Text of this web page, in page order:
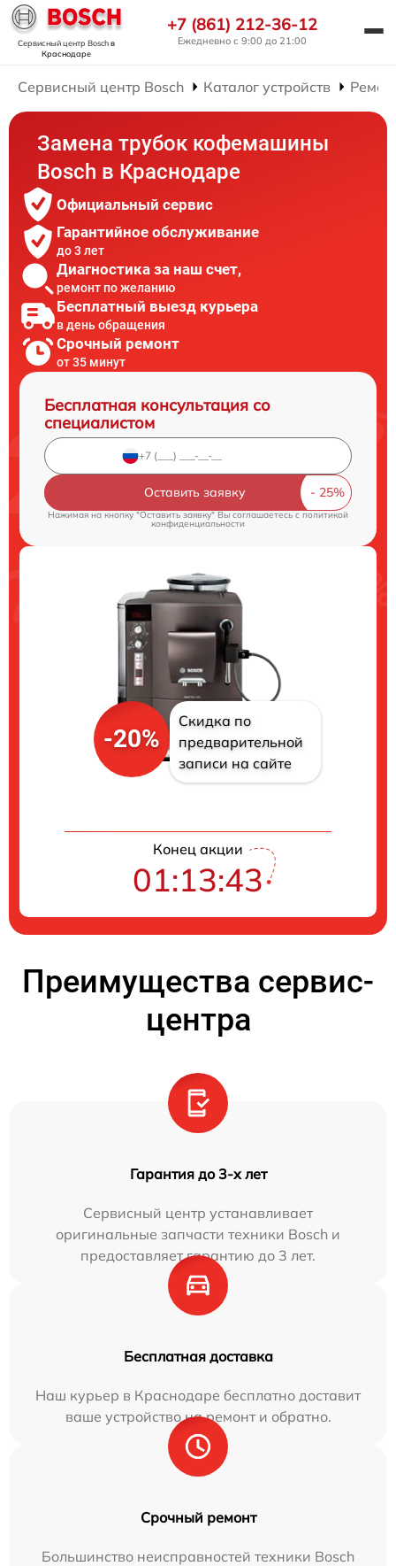
Сервисный центр Boschв
Краснодаре
+7 (861) 212-36-12
Ежедневно с 9:00 до 21:00
Сервисный центр Bosch Каталог устройств
Замена трубок кофемашины
Bosch в Краснодаре
Официальный сервис
Гарантийное обслуживание
до 3 лет
Диагностика за наш счет,
ремонт по желанию
Бесплатный выезд курьера
в день обращения
Срочный ремонт
от 35 минут
Бесплатная консультация со
специалистом
Оставить заявку
Нажимая на кнопку "Оставить заявку" Вы соглашаетесь cполитикой
конфиденциальности
-20%
Скидка по
предварительной
записи на сайте
Конец акции
01:13:42
Преимущества сервис-
центра
Гарантия до 3-х лет
Сервисный центр устанавливает
оригинальные запчасти техники Bosch и
предоставляет гарантию до 3 лет.
Бесплатная доставка
Наш курьер в Краснодаре бесплатно доставит
ваше устройство на ремонт и обратно.
Срочный ремонт
Большинство неисправностей техники Bosch